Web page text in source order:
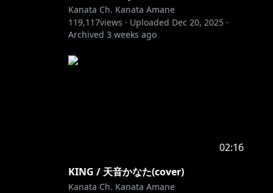
Kanata Ch. Kanata Amane
119,117views · Uploaded Dec 20, 2025 ·
Archived 3 weeks ago
02:16
KING / 天音かなた(cover)
Kanata Ch. Kanata Amane